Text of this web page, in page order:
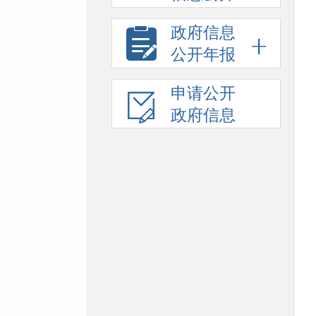
政府信息
公开年报
申请公开
政府信息